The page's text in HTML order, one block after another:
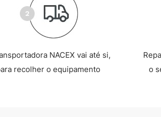
NACEX vai até si,
recolher o equipamento
o